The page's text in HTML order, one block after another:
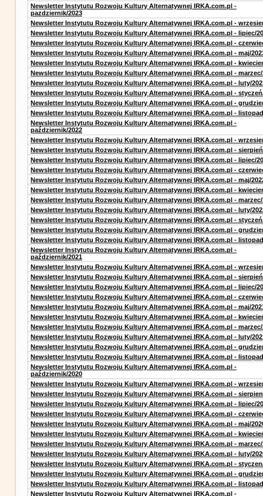
Newsletter Instytutu Rozwoju Kultury Alternatywnej IRKA.com.pl -
pazdziernik/2023
Newsletter Instytutu Rozwoju Kultury Alternatywnej IRKA.com.pl -
Newsletter Instytutu Rozwoju Kultury Alternatywnej IRKA.com.pl - lipiec/
Newsletter Instytutu Rozwoju Kultury Alternatywnej IRKA.com.pl -
Newsletter Instytutu Rozwoju Kultury Alternatywnej IRKA.com.pl - maj/
Newsletter Instytutu Rozwoju Kultury Alternatywnej IRKA.com.pl -
Newsletter Instytutu Rozwoju Kultury Alternatywnej IRKA.com.pl - marzec/
Newsletter Instytutu Rozwoju Kultury Alternatywnej IRKA.com.pl - luty/
Newsletter Instytutu Rozwoju Kultury Alternatywnej IRKA.com.pl -
Newsletter Instytutu Rozwoju Kultury Alternatywnej IRKA.com.pl -
Newsletter Instytutu Rozwoju Kultury Alternatywnej IRKA.com.pl -
Newsletter Instytutu Rozwoju Kultury Alternatywnej IRKA.com.pl -
październik/2022
Newsletter Instytutu Rozwoju Kultury Alternatywnej IRKA.com.pl -
Newsletter Instytutu Rozwoju Kultury Alternatywnej IRKA.com.pl -
Newsletter Instytutu Rozwoju Kultury Alternatywnej IRKA.com.pl - lipiec/
Newsletter Instytutu Rozwoju Kultury Alternatywnej IRKA.com.pl -
Newsletter Instytutu Rozwoju Kultury Alternatywnej IRKA.com.pl - maj/
Newsletter Instytutu Rozwoju Kultury Alternatywnej IRKA.com.pl -
Newsletter Instytutu Rozwoju Kultury Alternatywnej IRKA.com.pl - marzec/
Newsletter Instytutu Rozwoju Kultury Alternatywnej IRKA.com.pl - luty/
Newsletter Instytutu Rozwoju Kultury Alternatywnej IRKA.com.pl -
Newsletter Instytutu Rozwoju Kultury Alternatywnej IRKA.com.pl -
Newsletter Instytutu Rozwoju Kultury Alternatywnej IRKA.com.pl -
Newsletter Instytutu Rozwoju Kultury Alternatywnej IRKA.com.pl -
październik/2021
Newsletter Instytutu Rozwoju Kultury Alternatywnej IRKA.com.pl -
Newsletter Instytutu Rozwoju Kultury Alternatywnej IRKA.com.pl -
Newsletter Instytutu Rozwoju Kultury Alternatywnej IRKA.com.pl - lipiec/
Newsletter Instytutu Rozwoju Kultury Alternatywnej IRKA.com.pl -
Newsletter Instytutu Rozwoju Kultury Alternatywnej IRKA.com.pl - maj/
Newsletter Instytutu Rozwoju Kultury Alternatywnej IRKA.com.pl -
Newsletter Instytutu Rozwoju Kultury Alternatywnej IRKA.com.pl - marzec/
Newsletter Instytutu Rozwoju Kultury Alternatywnej IRKA.com.pl - luty/
Newsletter Instytutu Rozwoju Kultury Alternatywnej IRKA.com.pl -
Newsletter Instytutu Rozwoju Kultury Alternatywnej IRKA.com.pl -
Newsletter Instytutu Rozwoju Kultury Alternatywnej IRKA.com.pl -
październik/2020
Newsletter Instytutu Rozwoju Kultury Alternatywnej IRKA.com.pl -
Newsletter Instytutu Rozwoju Kultury Alternatywnej IRKA.com.pl -
Newsletter Instytutu Rozwoju Kultury Alternatywnej IRKA.com.pl - lipiec/
Newsletter Instytutu Rozwoju Kultury Alternatywnej IRKA.com.pl -
Newsletter Instytutu Rozwoju Kultury Alternatywnej IRKA.com.pl - maj/
Newsletter Instytutu Rozwoju Kultury Alternatywnej IRKA.com.pl -
Newsletter Instytutu Rozwoju Kultury Alternatywnej IRKA.com.pl - marzec/
Newsletter Instytutu Rozwoju Kultury Alternatywnej IRKA.com.pl - luty/
Newsletter Instytutu Rozwoju Kultury Alternatywnej IRKA.com.pl -
Newsletter Instytutu Rozwoju Kultury Alternatywnej IRKA.com.pl -
Newsletter Instytutu Rozwoju Kultury Alternatywnej IRKA.com.pl -
Newsletter Instytutu Rozwoju Kultury Alternatywnej IRKA.com.pl -